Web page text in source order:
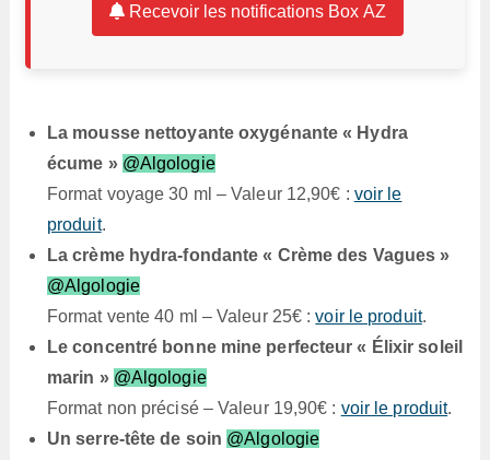
Recevoir les notifications Box AZ
La mousse nettoyante oxygénante « Hydra
écume » @Algologie
Format voyage 30 ml – Valeur 12,90€ : voir le
produit.
La crème hydra-fondante « Crème des Vagues »
@Algologie
Format vente 40 ml – Valeur 25€ :voir le produit.
Le concentré bonne mine perfecteur « Élixir soleil
marin » @Algologie
Format non précisé – Valeur 19,90€ : voir le produit.
Un serre-tête de soin @Algologie